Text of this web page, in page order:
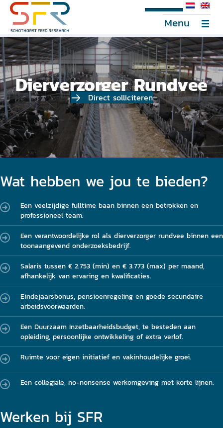
SFR Portal
Menu
Dierverzorger Rundvee
Direct solliciteren
Wat hebben we jou te bieden?
Een veelzijdige fulltime baan binnen een betrokken en
professioneel team.
Een verantwoordelijke rol als dierverzorger rundvee binnen een
toonaangevend onderzoeksbedrijf.
Salaris tussen € 2.753 (min) en € 3.773 (max) per maand,
afhankelijk van ervaring en kwalificaties.
Eindejaarsbonus, pensioenregeling en goede secundaire
arbeidsvoorwaarden.
Een Duurzaam Inzetbaarheidsbudget, te besteden aan
opleiding, persoonlijke ontwikkeling of extra verlof.
Ruimte voor eigen initiatief en vakinhoudelijke groei.
Een collegiale, no-nonsense werkomgeving met korte lijnen.
Werken bij SFR